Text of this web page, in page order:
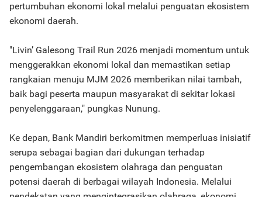
pertumbuhan ekonomi lokal melalui penguatan ekosistem
ekonomi daerah.
"Livin’ Galesong Trail Run 2026 menjadi momentum untuk
menggerakkan ekonomi lokal dan memastikan setiap
rangkaian menuju MJM 2026 memberikan nilai tambah,
baik bagi peserta maupun masyarakat di sekitar lokasi
penyelenggaraan," pungkas Nunung.
Ke depan, Bank Mandiri berkomitmen memperluas inisiatif
serupa sebagai bagian dari dukungan terhadap
pengembangan ekosistem olahraga dan penguatan
potensi daerah di berbagai wilayah Indonesia. Melalui